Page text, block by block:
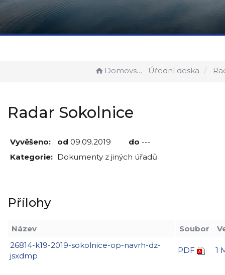
Domovská stránka Úřední deska
Radar Sokolnice
Vyvěšeno: od 09.09.2019 do ---
Kategorie: Dokumenty z jiných úřadů
Přílohy
Název Soubor
26814-k19-2019-sokolnice-op-navrh-dz-
jsxdmp
PDF 1